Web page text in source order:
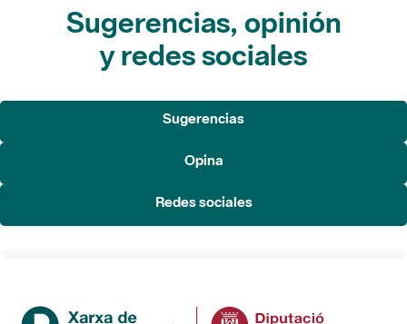
Sugerencias, opinión
y redes sociales
Sugerencias
Opina
Redes sociales